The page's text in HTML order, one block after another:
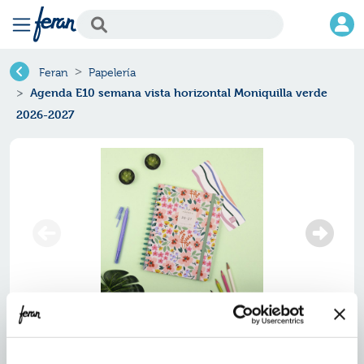
Feran Papelería
Agenda E10 semana vista horizontal Moniquilla verde
2026-2027